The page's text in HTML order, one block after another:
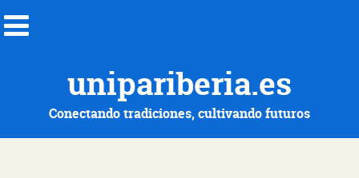
unipariberia.es
Conectando tradiciones, cultivando futuros